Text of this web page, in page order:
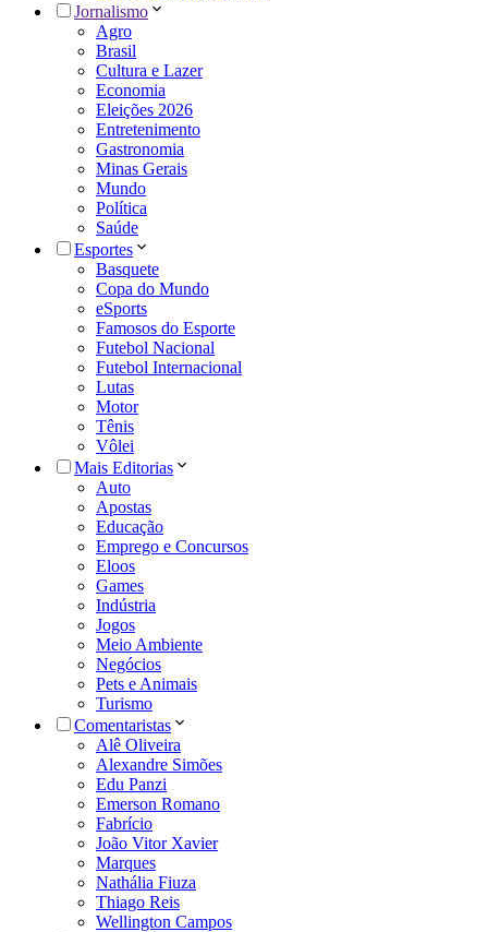
Jornalismo
Agro
Brasil
Cultura e Lazer
Economia
Eleições 2026
Entretenimento
Gastronomia
Minas Gerais
Mundo
Política
Saúde
Esportes
Basquete
Copa do Mundo
eSports
Famosos do Esporte
Futebol Nacional
Futebol Internacional
Lutas
Motor
Tênis
Vôlei
Mais Editorias
Auto
Apostas
Educação
Emprego e Concursos
Eloos
Games
Indústria
Jogos
Meio Ambiente
Negócios
Pets e Animais
Turismo
Comentaristas
Alê Oliveira
Alexandre Simões
Edu Panzi
Emerson Romano
Fabrício
João Vitor Xavier
Marques
Nathália Fiuza
Thiago Reis
Wellington Campos